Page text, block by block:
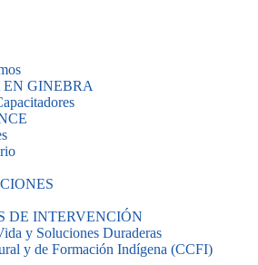
GINEBRA
DE INTERVENCIÓN
y Soluciones Duraderas
y de Formación Indígena (CCFI)